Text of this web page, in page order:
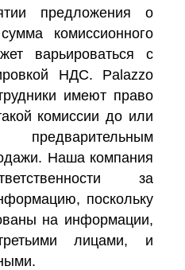
предложения о
комиссионного
варьироваться с
НДС. Palazzo
имеют право
комиссии до или
Наша компания
за
поскольку
на информации,
лицами, и